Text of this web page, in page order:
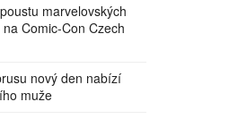
marvelovských
Comic-Con Czech
nový den nabízí
muže